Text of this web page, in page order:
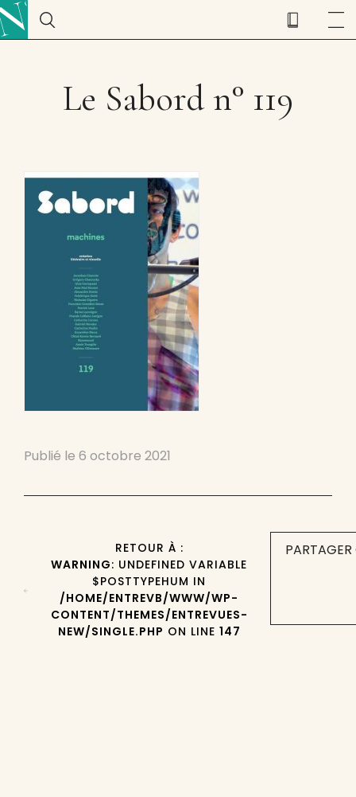
Le Sabord n° 119
Publié le 6 octobre 2021
RETOUR À :
WARNING: UNDEFINED VARIABLE
$POSTTYPEHUM IN
/HOME/ENTREVB/WWW/WP-
CONTENT/THEMES/ENTREVUES-
NEW/SINGLE.PHP ON LINE 147